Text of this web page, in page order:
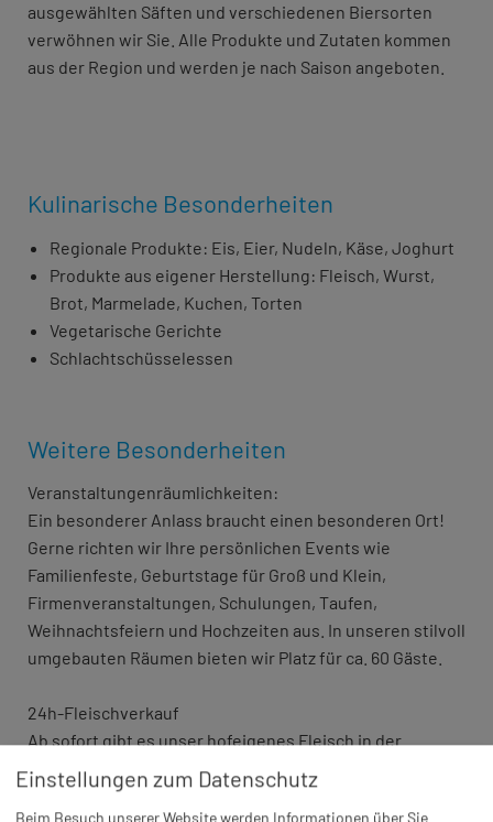
ausgewählten Säften und verschiedenen Biersorten
verwöhnen wir Sie. Alle Produkte und Zutaten kommen
aus der Region und werden je nach Saison angeboten.
Kulinarische Besonderheiten
Regionale Produkte: Eis, Eier, Nudeln, Käse, Joghurt
Produkte aus eigener Herstellung: Fleisch, Wurst,
Brot, Marmelade, Kuchen, Torten
Vegetarische Gerichte
Schlachtschüsselessen
Weitere Besonderheiten
Veranstaltungenräumlichkeiten:
Ein besonderer Anlass braucht einen besonderen Ort!
Gerne richten wir Ihre persönlichen Events wie
Familienfeste, Geburtstage für Groß und Klein,
Firmenveranstaltungen, Schulungen, Taufen,
Weihnachtsfeiern und Hochzeiten aus. In unseren stilvoll
umgebauten Räumen bieten wir Platz für ca. 60 Gäste.
24h-Fleischverkauf
Ab sofort gibt es unser hofeigenes Fleisch in der
Bergschreiner BeefBox: 24 Stunden erhältlich, 7 Tage
die Woche, ausschließliche Verwendung genfreier
Einstellungen zum Datenschutz
Beim Besuch unserer Website werden Informationen über Sie